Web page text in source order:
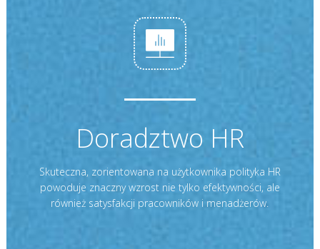
Doradztwo HR
Skuteczna, zorientowana na użytkownika polityka HR
powoduje znaczny wzrost nie tylko efektywności, ale
również satysfakcji pracowników i menadżerów.